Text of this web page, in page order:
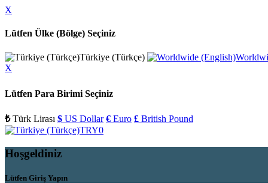
X
Lütfen Ülke (Bölge) Seçiniz
Türkiye (Türkçe)
X
Lütfen Para Birimi Seçiniz
₺Türk Lirası $ US Dollar € Euro £ British Pound
TRY0
Hoşgeldiniz
Lütfen Giriş Yapın